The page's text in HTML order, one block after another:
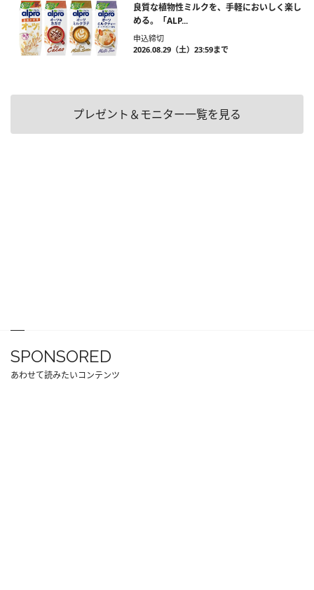
良質な植物性ミルクを、手軽においしく楽し
める。「ALP...
申込締切
2026.08.29（土）23:59まで
プレゼント＆モニター一覧を見る
SPONSORED
あわせて読みたいコンテンツ